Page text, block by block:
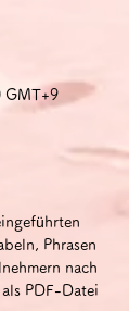
GMT+9
Phrasen
nach
PDF-Datei